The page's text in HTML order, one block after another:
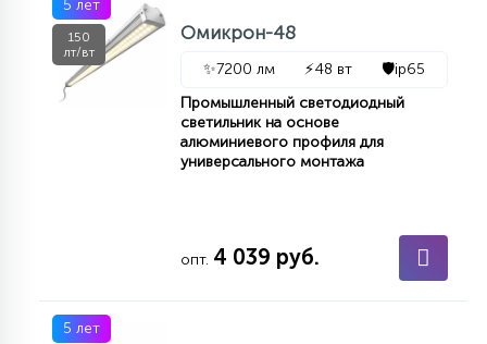
5 лет
150
лт/вт
Омикрон-48
✨7200 лм ⚡48 вт 🛡️ip65
Промышленный светодиодный
светильник на основе
алюминиевого профиля для
универсального монтажа
опт. 4 039 руб.
5 лет